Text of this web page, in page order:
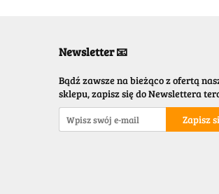
Newsletter 📧
Bądź zawsze na bieżąco z ofertą
sklepu, zapisz się do Newslettera